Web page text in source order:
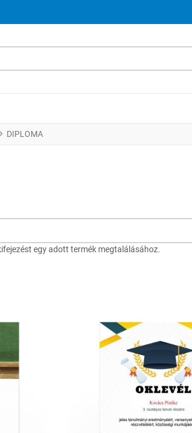
DIPLOMA
egy adott termék megtalálásához.
Hozzáadás a kívánságlistához
Összehasonlítás